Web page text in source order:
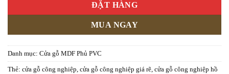
ĐẶT HÀNG
MUA NGAY
Danh mục: Cửa gỗ MDF Phủ PVC
Thẻ: cửa gỗ công nghiệp, cửa gỗ công nghiệp giá rẽ, cửa gỗ công nghiệp hồ